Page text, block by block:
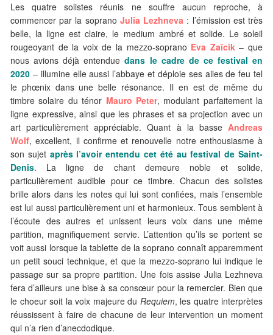
Les quatre solistes réunis ne souffre aucun reproche, à
commencer par la soprano Julia Lezhneva : l’émission est très
belle, la ligne est claire, le medium ambré et solide. Le soleil
rougeoyant de la voix de la mezzo-soprano Eva Zaïcik– que
nous avions déjà entenduedans le cadre de ce festival en
2020 – illumine elle aussi l’abbaye et déploie ses ailes de feu tel
le phœnix dans une belle résonance. Il en est de même du
timbre solaire du ténor Mauro Peter, modulant parfaitement la
ligne expressive, ainsi que les phrases et sa projection avec un
art particulièrement appréciable. Quant à la basse Andreas
Wolf, excellent, il confirme et renouvelle notre enthousiasme à
son sujet après l’avoir entendu cet été au festival de Saint-
Denis. La ligne de chant demeure noble et solide,
particulièrement audible pour ce timbre. Chacun des solistes
brille alors dans les notes qui lui sont confiées, mais l’ensemble
est lui aussi particulièrement uni et harmonieux. Tous semblent à
l’écoute des autres et unissent leurs voix dans une même
partition, magnifiquement servie. L’attention qu’ils se portent se
voit aussi lorsque la tablette de la soprano connaît apparemment
un petit souci technique, et que la mezzo-soprano lui indique le
passage sur sa propre partition. Une fois assise Julia Lezhneva
fera d’ailleurs une bise à sa consœur pour la remercier. Bien que
le choeur soit la voix majeure du Requiem, les quatre interprètes
réussissent à faire de chacune de leur intervention un moment
qui n’a rien d’anecdodique.